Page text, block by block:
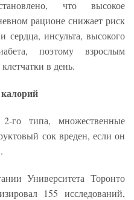
что высокое
рационе снижает риск
сердца, инсульта, высокого
поэтому взрослым
в день.
го типа, множественные
сок вреден, если он
Университета Торонто
155 исследований,